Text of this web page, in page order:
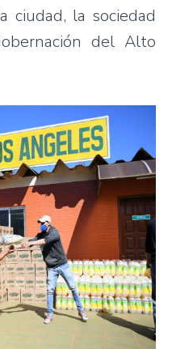
ciudad, la sociedad
del Alto